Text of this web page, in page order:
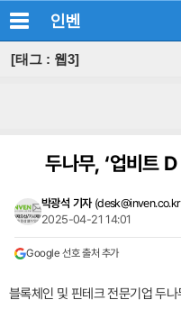
인벤
[태그 : 웹3]
두나무, ‘업비트
박광석 기자 (desk@inven.co.kr
2025-04-21 14:01
Google 선호 출처 추가
블록체인 및 핀테크 전문기업 두